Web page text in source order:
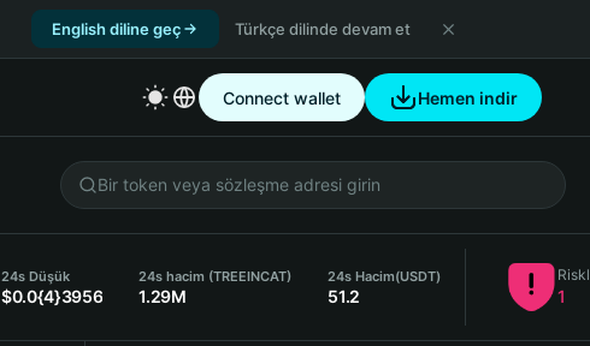
English diline geç Türkçe dilinde devam et
Connect wallet Hemen indir
24s Düşük
$0.0{4}3956
24s hacim (TREEINCAT)
1.29M
24s Hacim(USDT)
51.2 1